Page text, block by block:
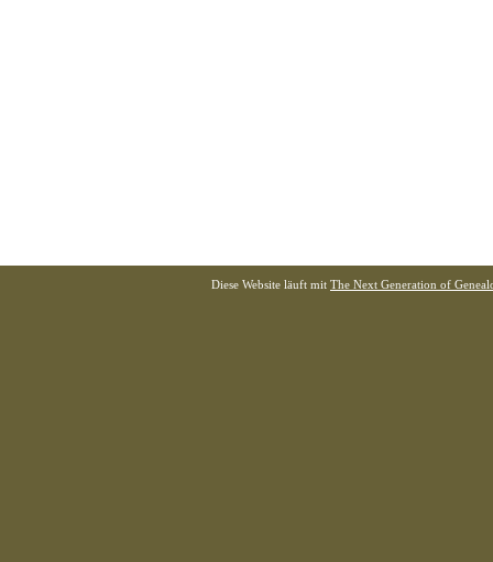
Diese Website läuft mit The Next Generation of